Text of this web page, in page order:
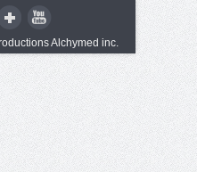
Alchymed inc.